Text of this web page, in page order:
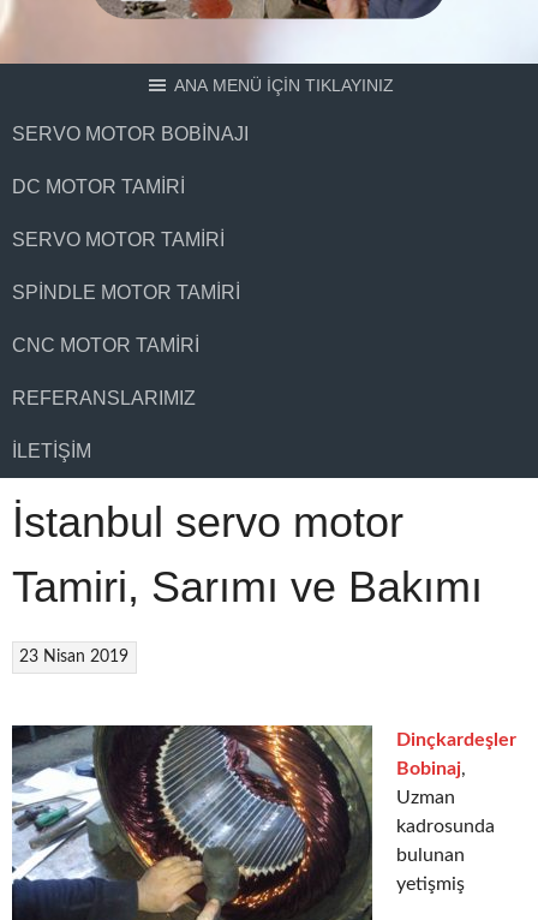
ANA MENÜ İÇİN TIKLAYINIZ
SERVO MOTOR BOBINAJI
DC MOTOR TAMIRI
SERVO MOTOR TAMIRI
SPINDLE MOTOR TAMIRI
CNC MOTOR TAMIRI
REFERANSLARIMIZ
İLETIŞIM
İstanbul servo motor
Tamiri, Sarımı ve Bakımı
23 Nisan 2019
Dinçkardeşler
Bobinaj,
Uzman
kadrosunda
bulunan
yetişmiş